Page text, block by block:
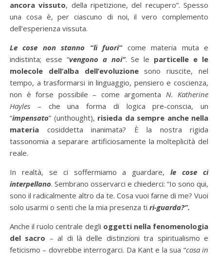
ancora vissuto, della ripetizione, del recupero”. Spesso
una cosa è, per ciascuno di noi, il vero complemento
dell’esperienza vissuta.
Le cose non stanno “lì fuori”come materia muta e
indistinta; esse “vengono a noi”. Se le particelle e le
molecole dell’alba dell’evoluzionesono riuscite, nel
tempo, a trasformarsi in linguaggio, pensiero e coscienza,
non è forse possibile – come argomenta N. Katherine
Hayles – che una forma di logica pre-conscia, un
“impensato” (unthought), risieda da sempre anche nella
materia cosiddetta inanimata? È la nostra rigida
tassonomia a separare artificiosamente la molteplicità del
reale.
In realtà, se ci soffermiamo a guardare,le cose ci
interpellano. Sembrano osservarci e chiederci: “Io sono qui,
sono il radicalmente altro da te. Cosa vuoi farne di me? Vuoi
solo usarmi o senti che la mia presenza ti ri-guarda?”.
Anche il ruolo centrale degli oggetti nella fenomenologia
del sacro – al di là delle distinzioni tra spiritualismo e
feticismo – dovrebbe interrogarci. Da Kant e la sua “cosa in